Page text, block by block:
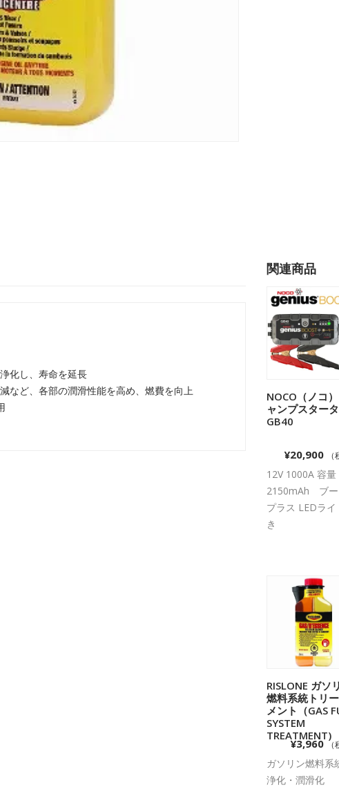
化し、寿命を延長
など、各部の潤滑性能を高め、燃費を向上
関連商品
お買い物カ
NOCO（ノコ
ャンプスター
GB40
¥20,900
12V 1000A 容量
2150mAh ブー
プラス LEDライ
き
お買い物カ
追加
RISLONE ガソ
燃料系統トリ
メント（GAS
SYSTEM
TREATMENT)
¥3,960 （
ガソリン燃料系
浄化・潤滑化